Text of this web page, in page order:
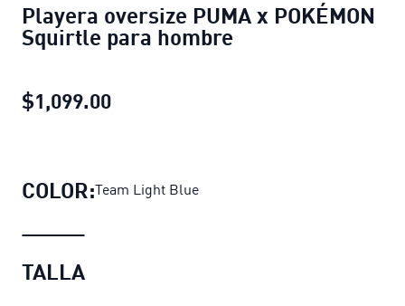
Playera oversize PUMA x POKÉMON
Squirtle para hombre
$1,099.00
COLOR:Team Light Blue
TALLA